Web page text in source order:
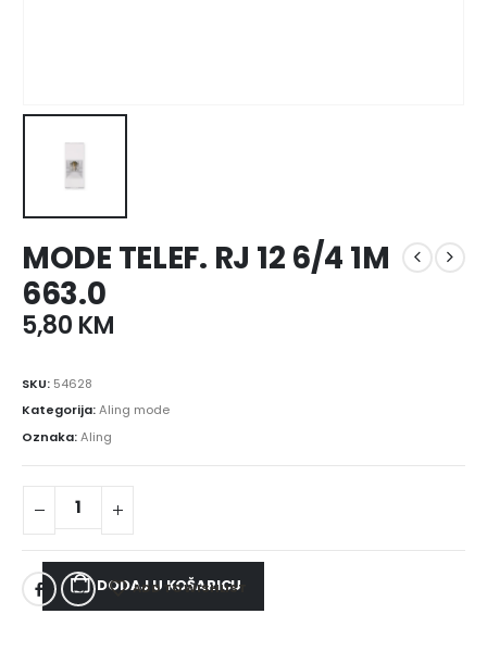
MODE TELEF. RJ 12 6/4 1M
663.0
5,80 KM
SKU: 54628
Kategorija:Aling mode
Oznaka:Aling
DODAJ U KOŠARICU
ADD TO WISHLIST